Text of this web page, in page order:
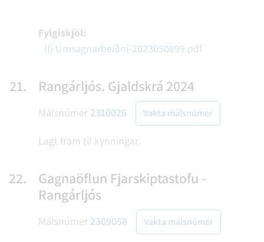
Fylgiskjöl:
(I) Umsagnarbeiðni-2023050899.pdf
21. Rangárljós. Gjaldskrá 2024
Málsnúmer 2310026 Vakta málsnúmer
Lagt fram til kynningar.
22.
Gagnaöflun Fjarskiptastofu -
Rangárljós
Málsnúmer 2309058 Vakta málsnúmer